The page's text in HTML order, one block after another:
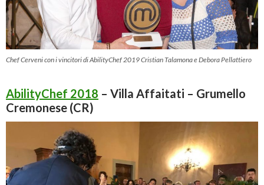
Chef Cerveni con i vincitori di AbilityChef 2019 Cristian Talamona e Debora Pellattiero
AbilityChef 2018 – Villa Affaitati – Grumello
Cremonese (CR)